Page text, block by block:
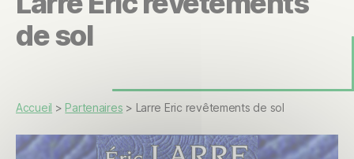
de sol
Accueil > Partenaires > Larre Eric revêtements de sol